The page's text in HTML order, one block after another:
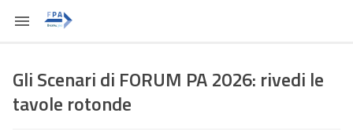
Gli Scenari di FORUM PA 2026: rivedi le
tavole rotonde